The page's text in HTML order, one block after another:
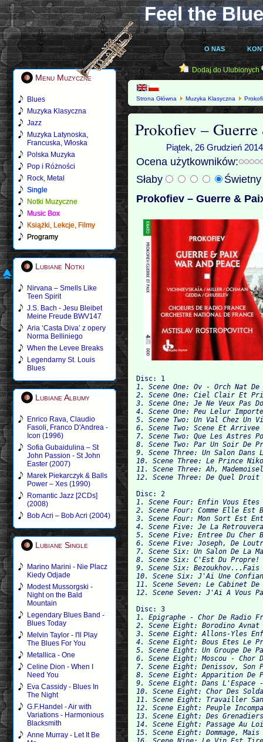
Feel the
O NAS
Menu Muzyczne
Blues
Muzyka Klasyczna
Jazz
Muzyka Latynoska,
Francuska, Włoska
Polska Muzyka
Pop i Różności
Rock, Metal
Single
Notki Muzyczne
Music Box
Książki, Lekcje, Filmy
Programy
Lubiane Notki
Nirvana – Smells Like
Teen Spirit
J.S. Bach - Jesu Bleibet
Meine Freude BWV147
Aria ‘Casta Diva’ z opery
Norma Belliniego
When the Levee Breaks
Legendarny St. Louis
Blues
Lubiane Albumy
Enrico Rava, Claudio
Fasoli, Franco D'Andrea -
Icon (1996)
Sofia Gubaidulina – St
John Passion - St John
Easter (2007)
Marek Piekarczyk & Balls
Power – Xes (1990)
Romantic Jazz [2CDs]
(2008)
Bob Acri – Bob Acri (2004)
Lubiane Single
Marino Marini - Nie Placz
Kiedy Odjade
Modest Mussorgski -
Night on the Bald
Mountain
Legendary Blues Band -
Blues Today
Melvin Taylor - I'll Play
The Blues For You
Metallica - One
Celine Dion - When I
Need You
Eva Cassidy - Blues In
The Night
G.F.Handel - Air with
Variations - Harmonious
Blacksmith
Anne Murray - Let It Be
Dodaj do Ulubionych
Strona Główna Muzyka Klasyczna
Prokofiev –
Piątek, 26 Grudzień
Ocena użytkowników:
Słaby
Prokofiev – Guerre &
Disc: 1
1. Scene One: Ov - Orch Nat
2. Scene One: Ciel Clair Et
3. Scene One: Je Ne Veux Pas
4. Scene One: Peu Lelur
5. Scene Two: Un Val Chez Un
6. Scene Two: Scene Et
7. Scene Two: Que Les Astres
8. Scene Two: Par Un Soir De
9. Scene Three: Un Salon
10. Scene Three: Le Prince
11. Scene Three: Ah,
Disc: 2
1. Scene Four: Enfin Vous
2. Scene Four: Comme Elle
3. Scene Four: Mon Sort Est
4. Scene Five: Je La
5. Scene Five: Entree Du Cher
6. Scene Five: Joseph, De
7. Scene Six: Un Salon De La
8. Scene Six: C'Est Du
9. Scene Six:
10. Scene Six: J'Ai Une
11. Scene Seven: Le Cabinet
Disc: 3
1. Epigraphe - Chor De Radio
2. Scene Eight: Borodino
3. Scene Eight: Allons-Yles
4. Scene Eight: Bous Etes Le
5. Scene Eight: Un Groupe De
6. Scene Eight: Moscou - Chor
7. Scene Eight: Denissov,
8. Scene Eight: Apparition De
9. Scene Eight: Dans L'Espace
10. Scene Eight: Chor Des
11. Scene Eight: Travailler
12. Scene Eight: Peuple
13. Scene Eight: Des
14. Scene Eight: Passage Au
15. Scene Eight: Dommage,